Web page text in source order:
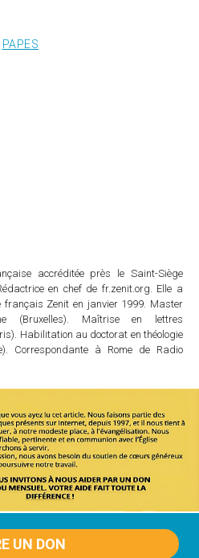
PAPES
accréditée près le Saint-Siège
en chef de fr.zenit.org. Elle a
français Zenit en janvier 1999. Master
(Bruxelles). Maîtrise en lettres
Habilitation au doctorat en théologie
Correspondante à Rome de Radio
UN DON